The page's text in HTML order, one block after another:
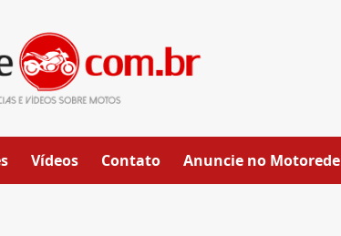
Vídeos Contato Anuncie no Motorede